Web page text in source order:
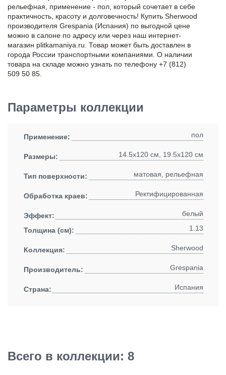
рельефная, применение - пол, который сочетает в себе
практичность, красоту и долговечность! Купить Sherwood
производителя Grespania (Испания) по выгодной цене
можно в салоне по адресу или через наш интернет-
магазин plitkamaniya.ru. Товар может быть доставлен в
города России транспортными компаниями. О наличии
товара на складе можно узнать по телефону +7 (812)
509 50 85.
Параметры коллекции
Применение: пол
Размеры: 14.5x120 см, 19.5x120 см
Тип поверхности: матовая, рельефная
Обработка краев: Ректифицированная
Эффект: белый
Толщина (см): 1.13
Коллекция: Sherwood
Производитель: Grespania
Страна: Испания
Всего в коллекции: 8